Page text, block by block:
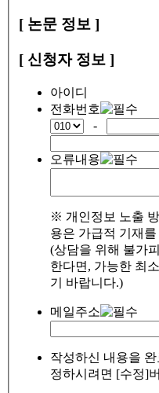
[ 논문 정보 ]
[ 신청자 정보 ]
아이디
전화번호
-
오류내용
※ 개인정보 노출
용은 가급적 기재
(상담을 위해 불가
한다면, 가능한 최
기 바랍니다.)
메일주소
작성하신 내용을
정하시려면 [수정]